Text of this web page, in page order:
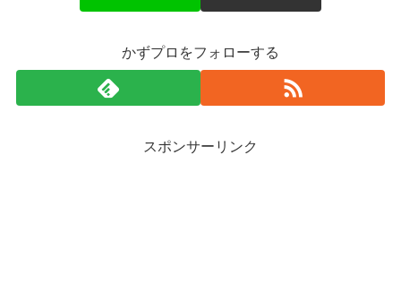
かずプロをフォローする
スポンサーリンク